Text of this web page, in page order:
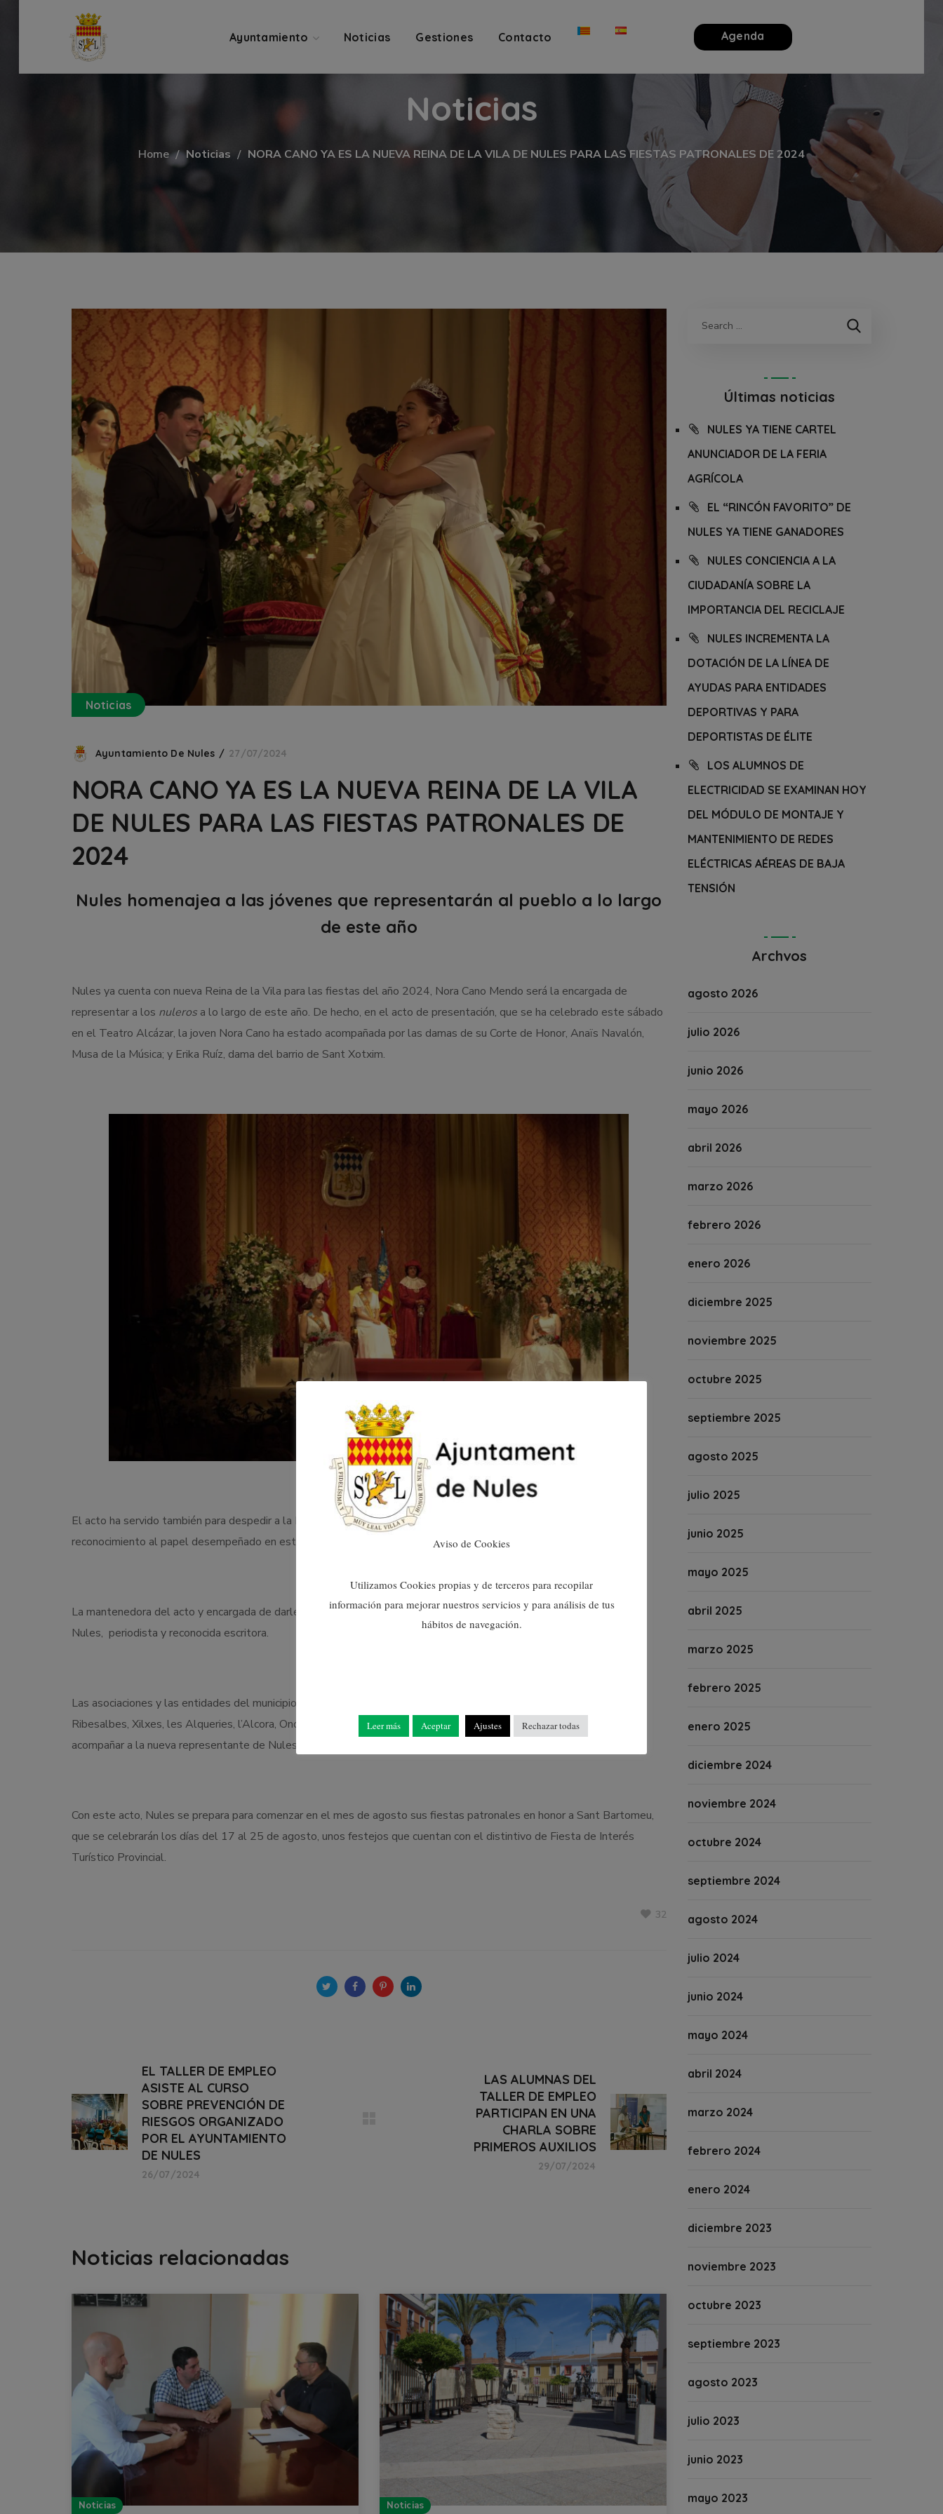
Ayuntamiento Noticias Gestiones Contacto Agenda
Noticias
Home Noticias NORA CANO YA ES LA NUEVA REINA DE LA VILA DE NULES PARA LAS FIESTAS PATRONALES DE 2024
Noticias
Ayuntamiento De Nules 27/07/2024
NORA CANO YA ES LA NUEVA REINA DE LA VILA
DE NULES PARA LAS FIESTAS PATRONALES DE
2024
Nules homenajea a las jóvenes que representarán al pueblo a lo largo
de este año
Nules ya cuenta con nueva Reina de la Vila para las fiestas del año 2024, Nora Cano Mendo será la encargada de
representar a los nuleros a lo largo de este año. De hecho, en el acto de presentación, que se ha celebrado este sábado
en el Teatro Alcázar, la joven Nora Cano ha estado acompañada por las damas de su Corte de Honor, Anaïs Navalón,
Musa de la Música; y Erika Ruíz, dama del barrio de Sant Xotxim.
El acto ha servido también para despedir a la Reina de la Vila de Nules 2023, Paula Bruno Gutiérrez, y hacerle un
reconocimiento al papel desempeñado en este último año.
La mantenedora del acto y encargada de darle esplendor a través de la palabra ha sido Mónica Mira, conocido hija de
Nules, periodista y reconocida escritora.
Las asociaciones y las entidades del municipio y representantes de poblaciones de la provincia como Suera, la Llosa,
Ribesalbes, Xilxes, les Alqueries, l’Alcora, Onda, Almassora, la Vall d’Uixó, Borriana o Vila-real también han querido
acompañar a la nueva representante de Nules en su acto de presentación.
Con este acto, Nules se prepara para comenzar en el mes de agosto sus fiestas patronales en honor a Sant Bartomeu,
que se celebrarán los días del 17 al 25 de agosto, unos festejos que cuentan con el distintivo de Fiesta de Interés
Turístico Provincial.
32
EL TALLER DE EMPLEO
ASISTE AL CURSO
SOBRE PREVENCIÓN DE
RIESGOS ORGANIZADO
POR EL AYUNTAMIENTO
DE NULES
26/07/2024
LAS ALUMNAS DEL
TALLER DE EMPLEO
PARTICIPAN EN UNA
CHARLA SOBRE
PRIMEROS AUXILIOS
29/07/2024
Noticias relacionadas
Noticias Noticias
Últimas noticias
NULES YA TIENE CARTEL
ANUNCIADOR DE LA FERIA
AGRÍCOLA
EL “RINCÓN FAVORITO” DE
NULES YA TIENE GANADORES
NULES CONCIENCIA A LA
CIUDADANÍA SOBRE LA
IMPORTANCIA DEL RECICLAJE
NULES INCREMENTA LA
DOTACIÓN DE LA LÍNEA DE
AYUDAS PARA ENTIDADES
DEPORTIVAS Y PARA
DEPORTISTAS DE ÉLITE
LOS ALUMNOS DE
ELECTRICIDAD SE EXAMINAN HOY
DEL MÓDULO DE MONTAJE Y
MANTENIMIENTO DE REDES
ELÉCTRICAS AÉREAS DE BAJA
TENSIÓN
Archvos
agosto 2026
julio 2026
junio 2026
mayo 2026
abril 2026
marzo 2026
febrero 2026
enero 2026
diciembre 2025
noviembre 2025
octubre 2025
septiembre 2025
agosto 2025
julio 2025
junio 2025
mayo 2025
abril 2025
marzo 2025
febrero 2025
enero 2025
diciembre 2024
noviembre 2024
octubre 2024
septiembre 2024
agosto 2024
julio 2024
junio 2024
mayo 2024
abril 2024
marzo 2024
febrero 2024
enero 2024
diciembre 2023
noviembre 2023
octubre 2023
septiembre 2023
agosto 2023
julio 2023
junio 2023
mayo 2023
Aviso de Cookies
Utilizamos Cookies propias y de terceros para recopilar
información para mejorar nuestros servicios y para análisis de tus
hábitos de navegación.
Leer más Aceptar Ajustes Rechazar todas